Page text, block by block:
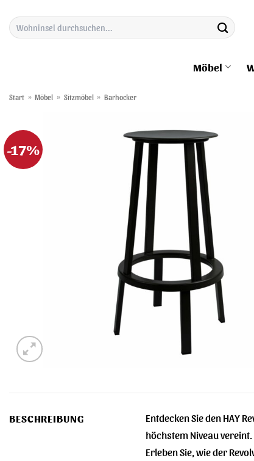
Inhalt
springen
Suchen
nach:
Möbel
Start » Möbel » Sitzmöbel » Barhocker
-17%
BESCHREIBUNG Entdecken Sie den HAY
höchstem Niveau
Erleben Sie, wie der